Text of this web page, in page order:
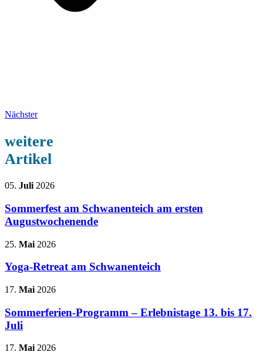
Nächster
weitere
Artikel
05. Juli 2026
Sommerfest am Schwanenteich am ersten
Augustwochenende
25. Mai 2026
Yoga-Retreat am Schwanenteich
17. Mai 2026
Sommerferien-Programm – Erlebnistage 13. bis 17.
Juli
17. Mai2026